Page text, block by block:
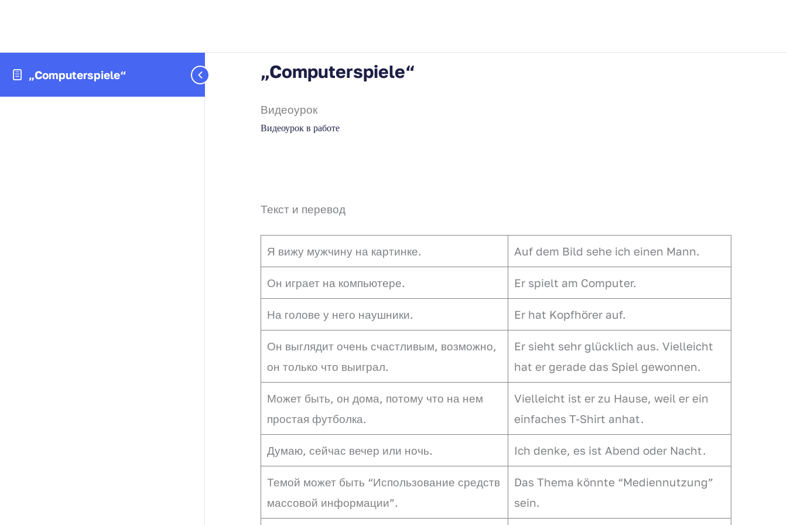
„Computerspiele“ „Computerspiele“
Видеоурок
Видеоурок в работе
Текст и перевод
Я вижу мужчину на картинке. Auf dem Bild sehe ich einen Mann.
Он играет на компьютере. Er spielt am Computer.
На голове у него наушники. Er hat Kopfhörer auf.
Он выглядит очень счастливым, возможно,
он только что выиграл.
Er sieht sehr glücklich aus. Vielleicht
hat er gerade das Spiel gewonnen.
Может быть, он дома, потому что на нем
простая футболка.
Vielleicht ist er zu Hause, weil er ein
einfaches T-Shirt anhat.
Думаю, сейчас вечер или ночь. Ich denke, es ist Abend oder Nacht.
Темой может быть “Использование средств
массовой информации”.
Das Thema könnte “Mediennutzung”
sein.